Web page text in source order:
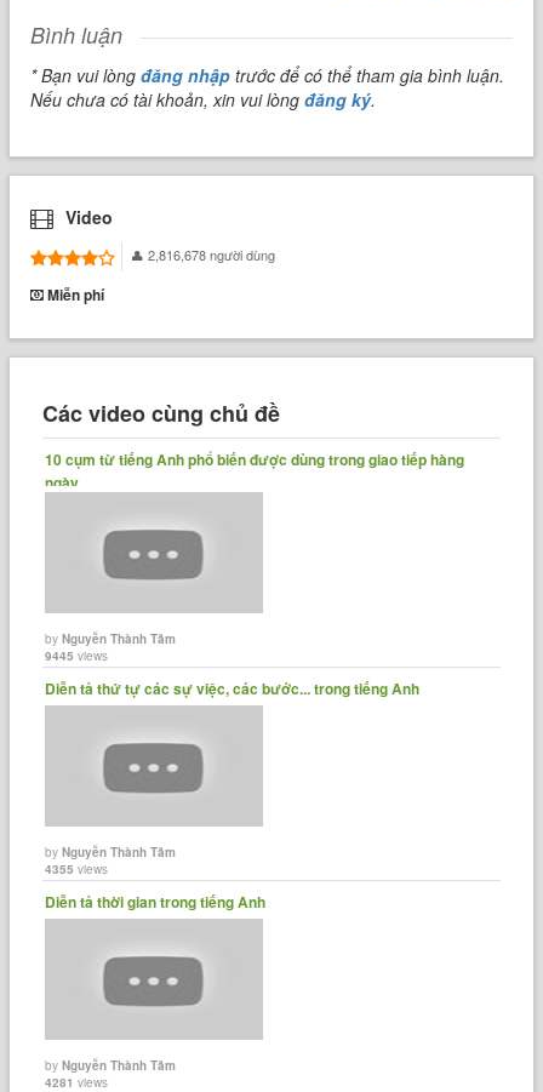
Bình luận
* Bạn vui lòngđăng nhập trước để có thể tham gia bình luận.
Nếu chưa có tài khoản, xin vui lòngđăng ký.
Video
2,816,678 người dùng
Miễn phí
Các video cùng chủ đề
10 cụm từ tiếng Anh phổ biến được dùng trong giao tiếp hàng
ngày
byNguyễn Thành Tâm
9445 views
Diễn tả thứ tự các sự việc, các bước... trong tiếng Anh
byNguyễn Thành Tâm
4355 views
Diễn tả thời gian trong tiếng Anh
byNguyễn Thành Tâm
4281 views